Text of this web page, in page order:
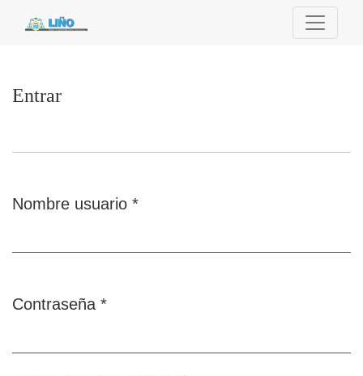
Entrar
Nombre usuario *
Contraseña *